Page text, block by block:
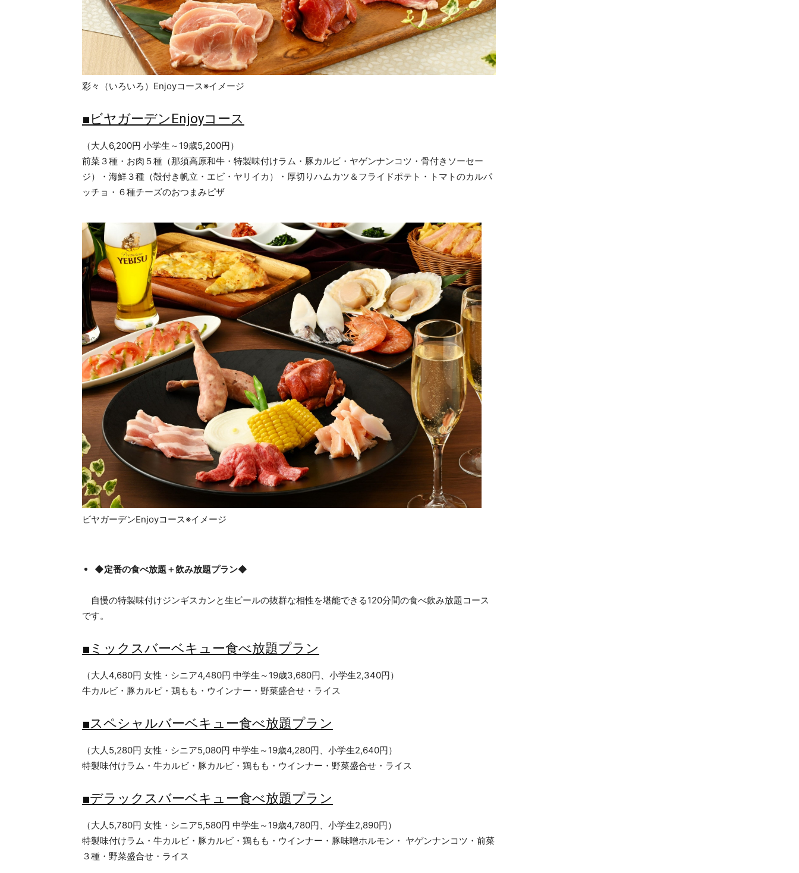
彩々（いろいろ）Enjoyコース※イメージ
■ビヤガーデンEnjoyコース
（大人6,200円 小学生～19歳5,200円）
前菜３種・お肉５種（那須高原和牛・特製味付けラム・豚カルビ・ヤゲンナンコツ・骨付きソーセー
ジ）・海鮮３種（殻付き帆立・エビ・ヤリイカ）・厚切りハムカツ＆フライドポテト・トマトのカルパ
ッチョ・６種チーズのおつまみピザ
ビヤガーデンEnjoyコース※イメージ
◆定番の食べ放題＋飲み放題プラン◆
自慢の特製味付けジンギスカンと生ビールの抜群な相性を堪能できる120分間の食べ飲み放題コース
です。
■ミックスバーベキュー食べ放題プラン
（大人4,680円 女性・シニア4,480円 中学生～19歳3,680円、小学生2,340円）
牛カルビ・豚カルビ・鶏もも・ウインナー・野菜盛合せ・ライス
■スペシャルバーベキュー食べ放題プラン
（大人5,280円 女性・シニア5,080円 中学生～19歳4,280円、小学生2,640円）
特製味付けラム・牛カルビ・豚カルビ・鶏もも・ウインナー・野菜盛合せ・ライス
■デラックスバーベキュー食べ放題プラン
（大人5,780円 女性・シニア5,580円 中学生～19歳4,780円、小学生2,890円）
特製味付けラム・牛カルビ・豚カルビ・鶏もも・ウインナー・豚味噌ホルモン・ ヤゲンナンコツ・前菜
３種・野菜盛合せ・ライス